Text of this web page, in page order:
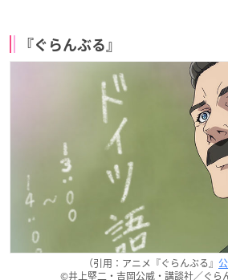
『ぐらんぶる』
（引用：アニメ『ぐらんぶる』
©井上堅二・吉岡公威・講談社／ぐら